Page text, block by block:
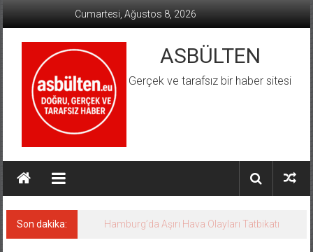
Cumartesi, Ağustos 8, 2026
ASBÜLTEN
Gerçek ve tarafsız bir haber sitesi
Son dakika: Hamburg’da Aşırı Hava Olayları Tatbikatı